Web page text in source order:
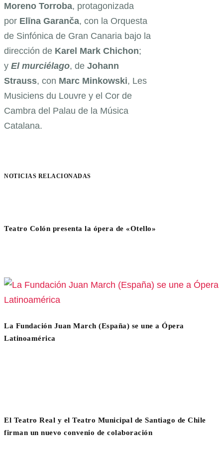
Moreno Torroba, protagonizada
por Elīna Garanča, con la Orquesta
de Sinfónica de Gran Canaria bajo la
dirección de Karel Mark Chichon;
y El murciélago, de Johann
Strauss, con Marc Minkowski, Les
Musiciens du Louvre y el Cor de
Cambra del Palau de la Música
Catalana.
NOTICIAS RELACIONADAS
Teatro Colón presenta la ópera de «Otello»
La Fundación Juan March (España) se une a Ópera
Latinoamérica
El Teatro Real y el Teatro Municipal de Santiago de Chile
firman un nuevo convenio de colaboración